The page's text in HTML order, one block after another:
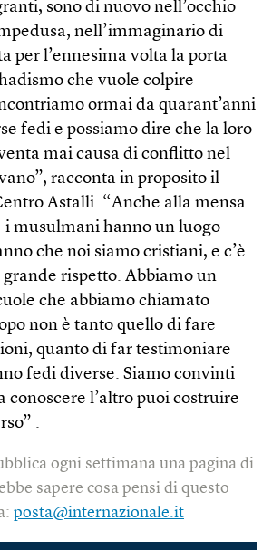
sono di nuovo nell’occhio
nell’immaginario di
per l’ennesima volta la porta
che vuole colpire
ormai da quarant’anni
fedi e possiamo dire che la loro
mai causa di conflitto nel
racconta in proposito il
Astalli. “Anche alla mensa
i musulmani hanno un luogo
che noi siamo cristiani, e c’è
grande rispetto. Abbiamo un
che abbiamo chiamato
non è tanto quello di fare
quanto di far testimoniare
fedi diverse. Siamo convinti
conoscere l’altro puoi costruire
.
ogni settimana una pagina di
sapere cosa pensi di questo
posta@internazionale.it